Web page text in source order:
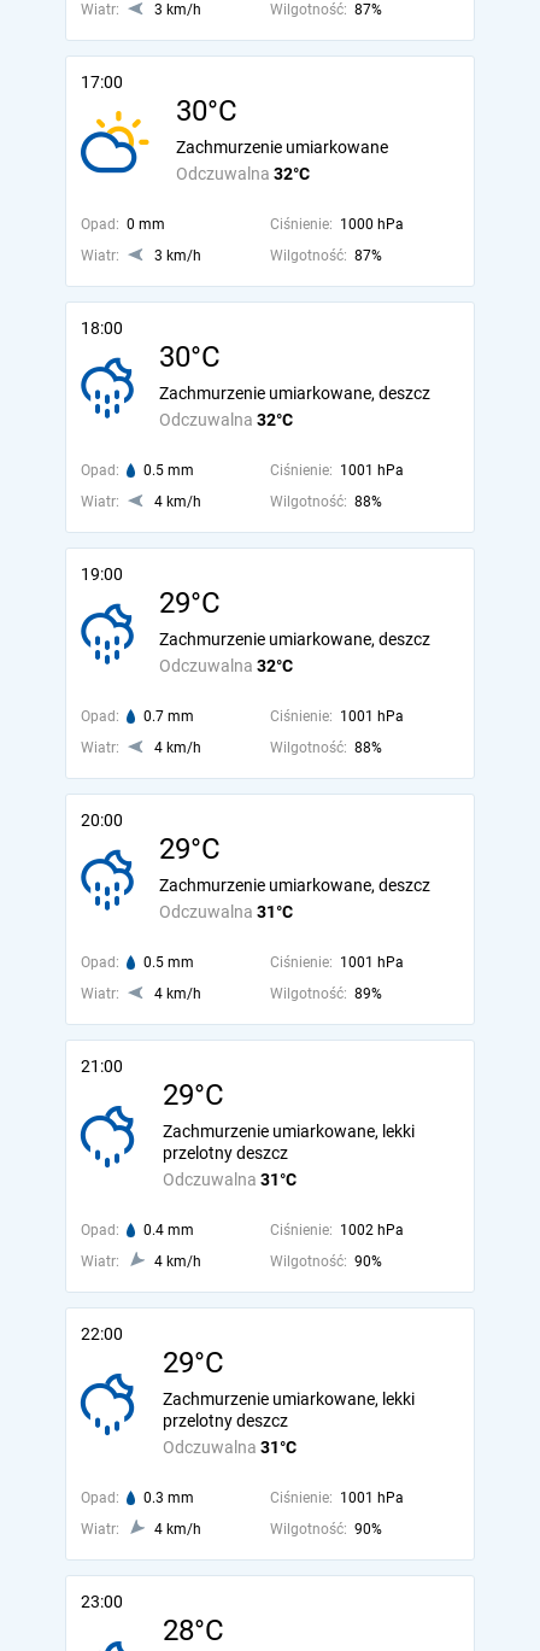
Wiatr:
3 km/h Wilgotność: 87%
17:00
30°C
Odczuwalna 32°C
Zachmurzenie umiarkowane
Opad: 0 mm Ciśnienie: 1000 hPa
Wiatr:
3 km/h Wilgotność: 87%
18:00
30°C
Odczuwalna 32°C
Zachmurzenie umiarkowane, deszcz
Opad: 0.5 mm Ciśnienie: 1001 hPa
Wiatr:
4 km/h Wilgotność: 88%
19:00
29°C
Odczuwalna 32°C
Zachmurzenie umiarkowane, deszcz
Opad: 0.7 mm Ciśnienie: 1001 hPa
Wiatr:
4 km/h Wilgotność: 88%
20:00
29°C
Odczuwalna 31°C
Zachmurzenie umiarkowane, deszcz
Opad: 0.5 mm Ciśnienie: 1001 hPa
Wiatr:
4 km/h Wilgotność: 89%
21:00
29°C
Odczuwalna 31°C
Zachmurzenie umiarkowane, lekki
przelotny deszcz
Opad: 0.4 mm Ciśnienie: 1002 hPa
Wiatr:
4 km/h Wilgotność: 90%
22:00
29°C
Odczuwalna 31°C
Zachmurzenie umiarkowane, lekki
przelotny deszcz
Opad: 0.3 mm Ciśnienie: 1001 hPa
Wiatr:
4 km/h Wilgotność: 90%
23:00
28°C